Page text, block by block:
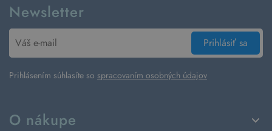
O nákupe
Newsletter
Prihlásiť sa
Prihlásením súhlasíte so spracovaním osobných údajov